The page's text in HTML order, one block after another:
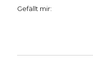
Gefällt mir: